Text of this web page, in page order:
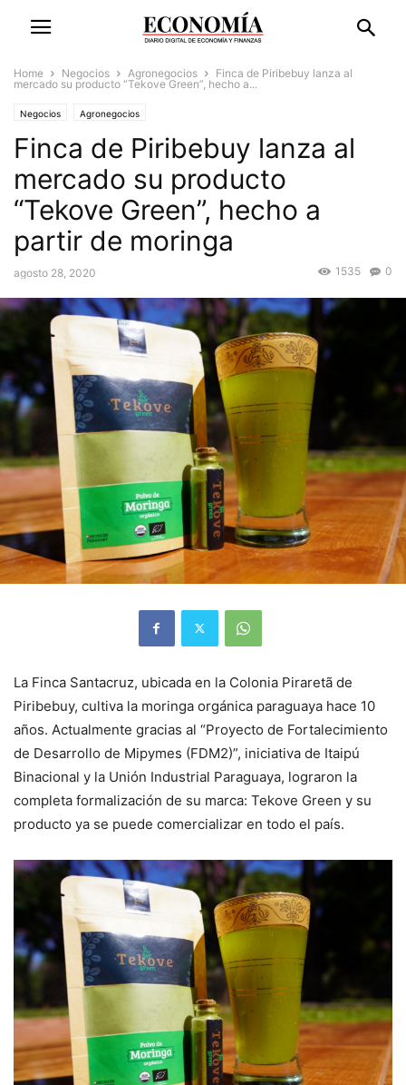
Home Negocios Agronegocios
Finca de Piribebuy lanza al
mercado su producto “Tekove Green”, hecho a...
Negocios Agronegocios
Finca de Piribebuy lanza al
mercado su producto
“Tekove Green”, hecho a
partir de moringa
agosto 28, 2020 0
1535
La Finca Santacruz, ubicada en la Colonia Piraretã de
Piribebuy, cultiva la moringa orgánica paraguaya hace 10
años. Actualmente gracias al “Proyecto de Fortalecimiento
de Desarrollo de Mipymes (FDM2)”, iniciativa de Itaipú
Binacional y la Unión Industrial Paraguaya, lograron la
completa formalización de su marca: Tekove Green y su
producto ya se puede comercializar en todo el país.